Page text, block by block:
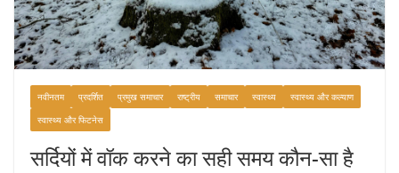
नवीनतम प्रदर्शित प्रमुख समाचार राष्ट्रीय समाचार स्वास्थ्य
स्वास्थ्य और कल्याण
स्वास्थ्य और फिटनेस
सर्दियों में वॉक करने का सही समय कौन-सा है